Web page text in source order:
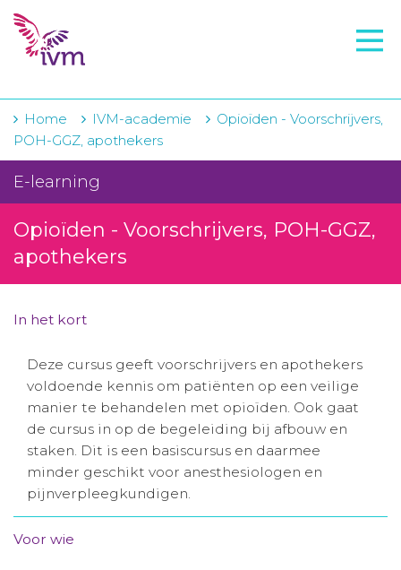
VMI
IVM-academie
Zorginstellingen
Voorschrijfgedrag
Projecten
Over IVM
Winkelwagentje
Aanmelden nieuwsbrief
Inloggen
Home IVM-academie
Opioïden - Voorschrijvers,
POH-GGZ, apothekers
E-learning
Opioïden - Voorschrijvers, POH-GGZ,
apothekers
In het kort
Deze cursus geeft voorschrijvers en apothekers
voldoende kennis om patiënten op een veilige
manier te behandelen met opioïden. Ook gaat
de cursus in op de begeleiding bij afbouw en
staken. Dit is een basiscursus en daarmee
minder geschikt voor anesthesiologen en
pijnverpleegkundigen.
Voor wie